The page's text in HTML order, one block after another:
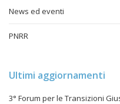
News ed eventi
PNRR
Ultimi aggiornamenti
3° Forum per le Transizioni